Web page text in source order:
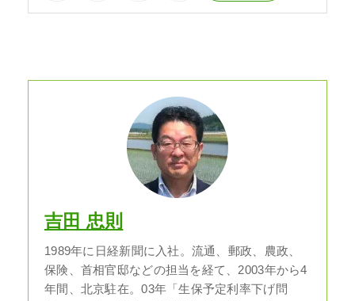
吉田 忠則
1989年に日経新聞に入社。流通、郵政、農政、
保険、首相官邸などの担当を経て、2003年から4
年間、北京駐在。03年「生保予定利率下げ問